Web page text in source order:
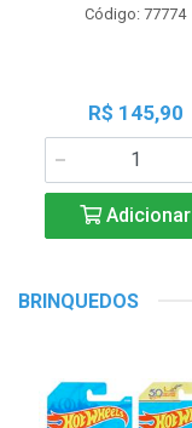
Código: 77774
R$ 145,90
Adicionar
BRINQUEDOS